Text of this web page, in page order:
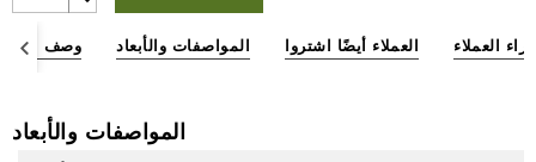
وصف المواصفات والأبعاد العملاء أيضًا اشتروا آراء العملاء
المواصفات والأبعاد